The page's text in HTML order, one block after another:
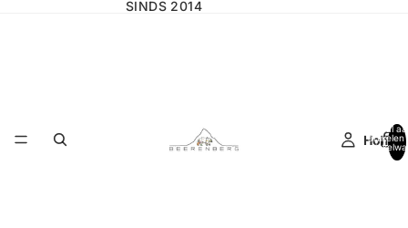
SINDS 2014
Home
Totaal
artikelen